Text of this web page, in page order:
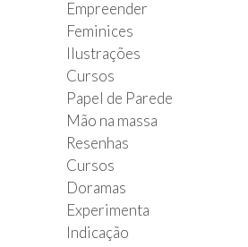
Empreender
Feminices
Ilustrações
Cursos
Papel de Parede
Mão na massa
Resenhas
Cursos
Doramas
Experimenta
Indicação